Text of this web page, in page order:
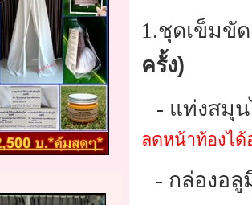
1.ชุดเข็มขั
ครั้ง)
- แท่งสมุ
ลดหน้าท้องได้
- กล่องอลู